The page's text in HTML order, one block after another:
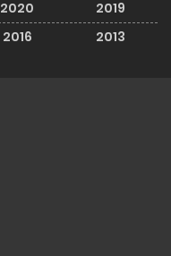
2020
2019
2016 2013